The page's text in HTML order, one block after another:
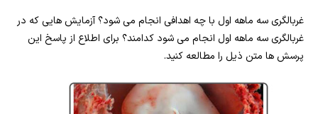
غربالگری سه ماهه اول با چه اهدافی انجام می شود؟ آزمایش هایی که در
غربالگری سه ماهه اول انجام می شود کدامند؟ برای اطلاع از پاسخ این
پرسش ها متن ذیل را مطالعه کنید.